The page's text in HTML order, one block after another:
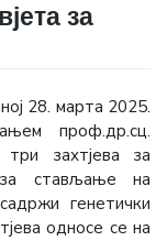
за
28. марта 2025.
проф.др.сц.
захтјева за
стављање на
генетички
односе се на